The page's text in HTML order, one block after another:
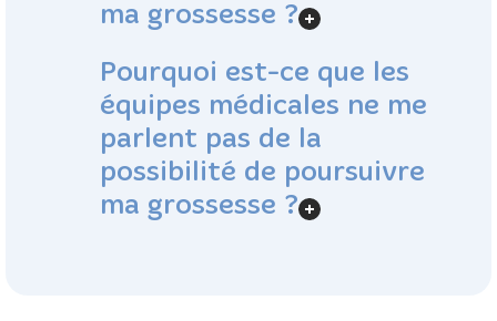
ma grossesse ?
Pourquoi est-ce que les
équipes médicales ne me
parlent pas de la
possibilité de poursuivre
ma grossesse ?